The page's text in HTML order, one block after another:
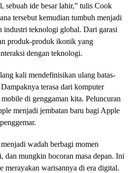
sebuah ide besar lahir,” tulis Cook
tersebut kemudian tumbuh menjadi
industri teknologi global. Dari garasi
produk-produk ikonik yang
dengan teknologi.
kali mendefinisikan ulang batas-
terasa dari komputer
di genggaman kita. Peluncuran
menjadi jembatan baru bagi Apple
wadah berbagi momen
dan mungkin bocoran masa depan. Ini
merayakan warisannya di era digital.